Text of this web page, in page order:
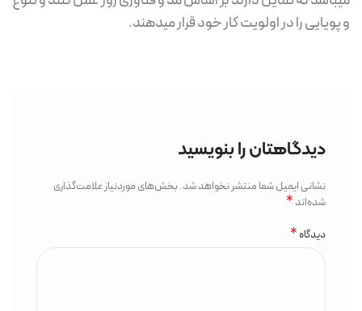
و پویایی را در اولویت کار خود قرار میدهند.
دیدگاهتان را بنویسید
نشانی ایمیل شما منتشر نخواهد شد.بخش‌های موردنیاز علامت‌گذاری
شده‌اند *
دیدگاه *